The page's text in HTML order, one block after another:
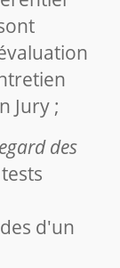
Jury ;
des
d'un